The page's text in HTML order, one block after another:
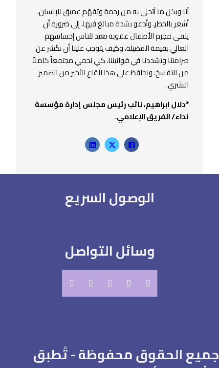
أنا وبكل ما أتحلى به من رحمة وتفهّم عميق للإنسان،
أشعر بالخطر، وأدعو بشدة مبالغ فيها، إلى ضرورة أن
يلقى مجرم الأطفال عقوبة تعيد للناس إحساسهم
العالي بقيمة الفضيلة، وكيف يتوجب علينا أن نكّشر عن
صرامتنا وتشددنا في قوانيننا، كي نحمي مجتمعاً كاملاً
من التفسخ، ونحافظ على هذا القاع الأخير من الضمير
البشري.
*دلال ابراهيم، نائب رئيس مجلس إدارة مؤسسة
نداء/ الفريق الإعلامي.
الوصول السريع
وسائل التواصل
جميع الحقوق محفوظة - تُطبق